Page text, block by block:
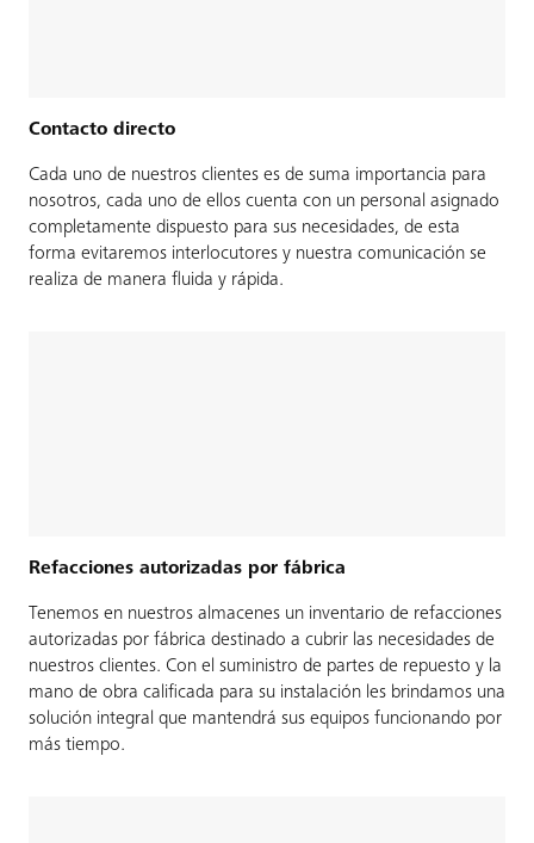
Contacto directo
Cada uno de nuestros clientes es de suma importancia para
nosotros, cada uno de ellos cuenta con un personal asignado
completamente dispuesto para sus necesidades, de esta
forma evitaremos interlocutores y nuestra comunicación se
realiza de manera fluida y rápida.
Refacciones autorizadas por fábrica
Tenemos en nuestros almacenes un inventario de refacciones
autorizadas por fábrica destinado a cubrir las necesidades de
nuestros clientes. Con el suministro de partes de repuesto y la
mano de obra calificada para su instalación les brindamos una
solución integral que mantendrá sus equipos funcionando por
más tiempo.